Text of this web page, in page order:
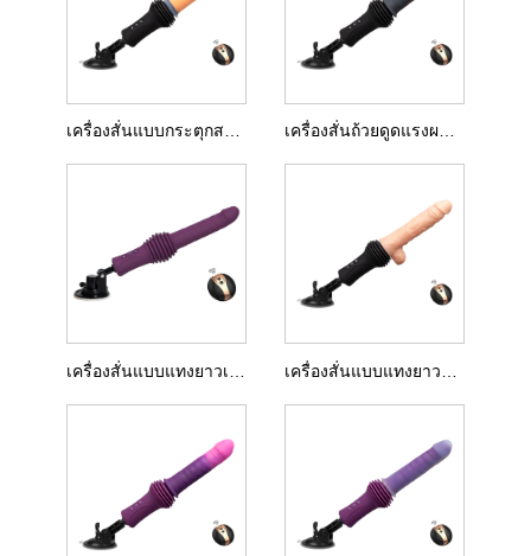
เครื่องสั่นแบบกระตุกสองชั้น เครื่องสั่นถ้วยดูดแรงผลักดันยาวเป็นพิเศษ